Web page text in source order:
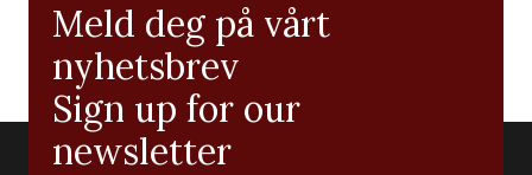
Meld deg på vårt
nyhetsbrev
Sign up for our
newsletter